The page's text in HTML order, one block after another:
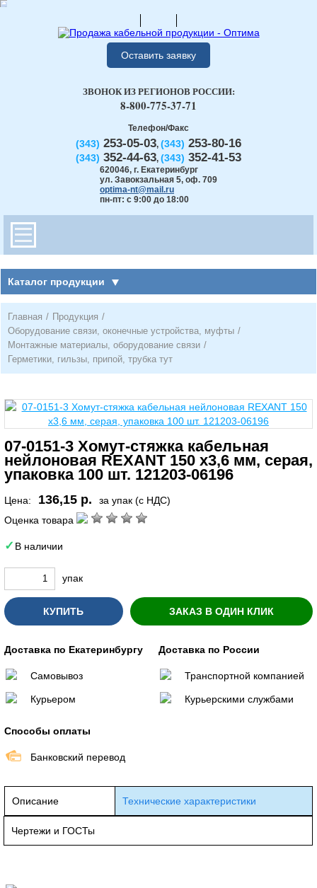
Оставить заявку
Телефон/Факс
(343) 253-05-03, (343) 253-80-16
(343) 352-44-63, (343) 352-41-53
620046, г. Екатеринбург
ул. Завокзальная 5, оф. 709
optima-nt@mail.ru
пн-пт: с 9:00 до 18:00
ЗВОНОК ИЗ РЕГИОНОВ РОССИИ:
8-800-775-37-71
Каталог продукции
Главная / Продукция /
Оборудование связи, оконечные устройства, муфты /
Монтажные материалы, оборудование связи /
Герметики, гильзы, припой, трубка тут
07-0151-3 Хомут-стяжка кабельная
нейлоновая REXANT 150 x3,6 мм, серая,
упаковка 100 шт. 121203-06196
Цена: 136,15 р.
за упак (с НДС)
Оценка товара
В наличии
упак
КУПИТЬ ЗАКАЗ В ОДИН КЛИК
Доставка по Екатеринбургу
Самовывоз
Курьером
Доставка по России
Транспортной компанией
Курьерскими службами
Способы оплаты
Банковский перевод
Описание Технические характеристики
Чертежи и ГОСТы